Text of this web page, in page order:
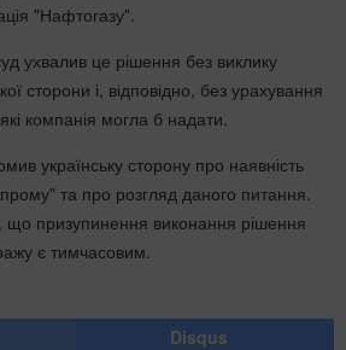
"Нафтогазу".
ухвалив це рішення без виклику
сторони і, відповідно, без урахування
компанія могла б надати.
українську сторону про наявність
та про розгляд даного питання.
що призупинення виконання рішення
є тимчасовим.
Disqus